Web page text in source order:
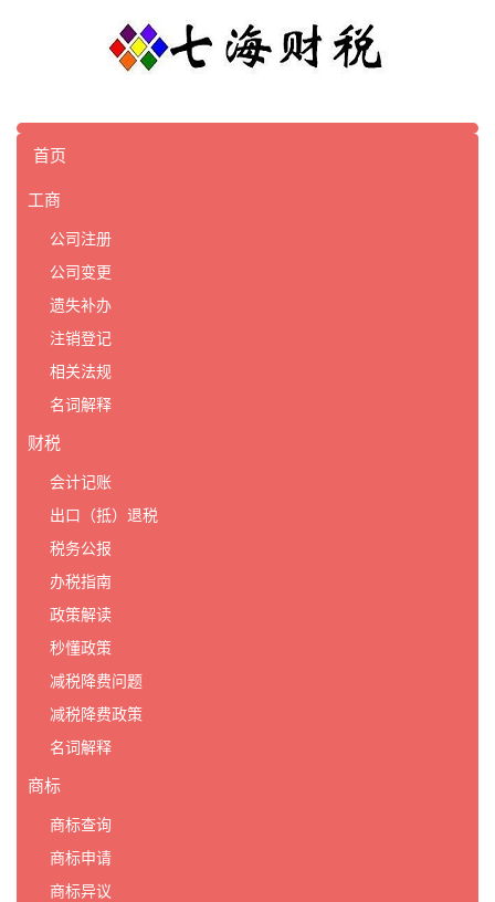
首页
工商
公司注册
公司变更
遗失补办
注销登记
相关法规
名词解释
财税
会计记账
出口（抵）退税
税务公报
办税指南
政策解读
秒懂政策
减税降费问题
减税降费政策
名词解释
商标
商标查询
商标申请
商标异议